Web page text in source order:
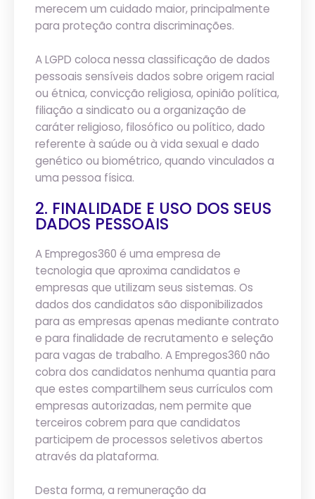
merecem um cuidado maior, principalmente
para proteção contra discriminações.
A LGPD coloca nessa classificação de dados
pessoais sensíveis dados sobre origem racial
ou étnica, convicção religiosa, opinião política,
filiação a sindicato ou a organização de
caráter religioso, filosófico ou político, dado
referente à saúde ou à vida sexual e dado
genético ou biométrico, quando vinculados a
uma pessoa física.
2. FINALIDADE E USO DOS SEUS
DADOS PESSOAIS
A Empregos360 é uma empresa de
tecnologia que aproxima candidatos e
empresas que utilizam seus sistemas. Os
dados dos candidatos são disponibilizados
para as empresas apenas mediante contrato
e para finalidade de recrutamento e seleção
para vagas de trabalho. A Empregos360 não
cobra dos candidatos nenhuma quantia para
que estes compartilhem seus currículos com
empresas autorizadas, nem permite que
terceiros cobrem para que candidatos
participem de processos seletivos abertos
através da plataforma.
Desta forma, a remuneração da